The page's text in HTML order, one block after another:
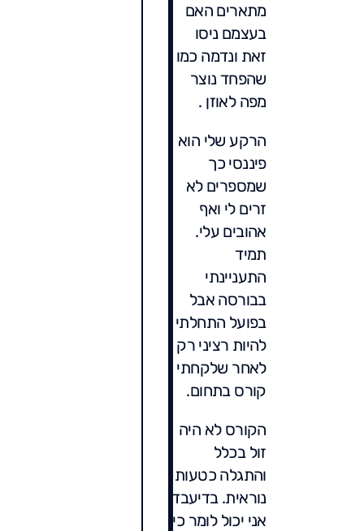
מתארים האם
בעצמם ניסו
זאת ונדמה כמו
שהפחד נוצר
מפה לאוזן .
הרקע שלי הוא
פיננסי כך
שמספרים לא
זרים לי ואף
אהובים עלי.
תמיד
התעניינתי
בבורסה אבל
בפועל התחלתי
להיות רציני רק
לאחר שלקחתי
קורס בתחום.
הקורס לא היה
זול בכלל
והתגלה כטעות
נוראית. בדיעבד
אני יכול לומר כי